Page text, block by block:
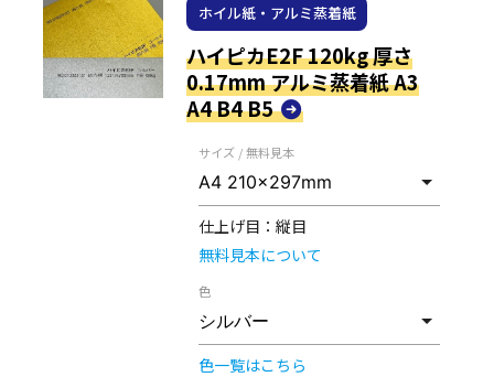
ホイル紙・アルミ蒸着紙
ハイピカE2F 120kg 厚さ
0.17mm アルミ蒸着紙 A3
A4 B4 B5
サイズ / 無料見本
仕上げ目： 縦目
無料見本について
色
色一覧はこちら